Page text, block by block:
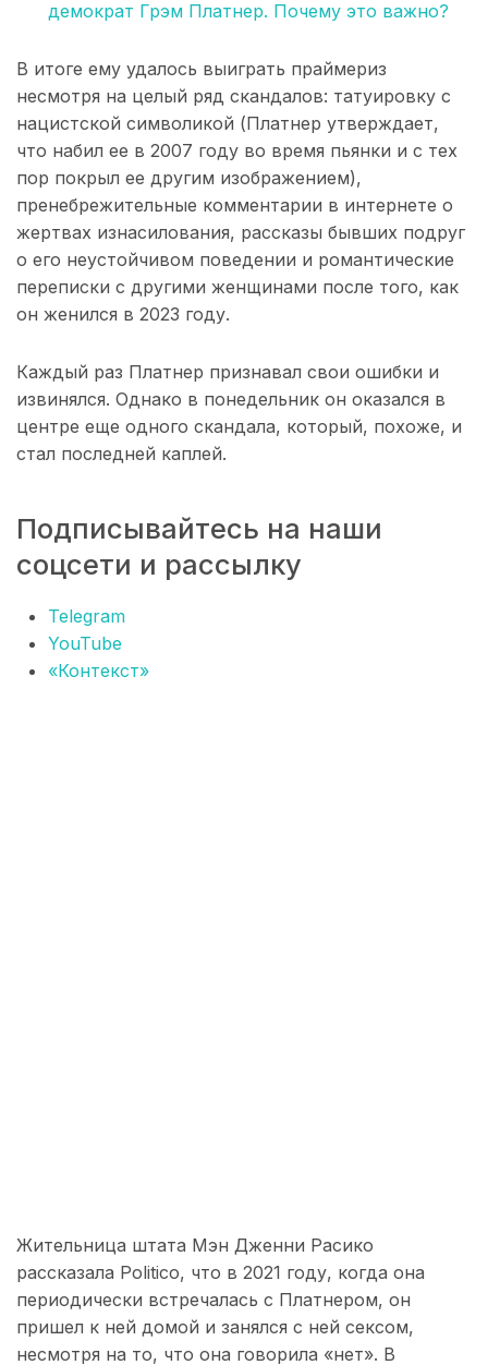
демократ Грэм Платнер. Почему это важно?
В итоге ему удалось выиграть праймериз
несмотря на целый ряд скандалов: татуировку с
нацистской символикой (Платнер утверждает,
что набил ее в 2007 году во время пьянки и с тех
пор покрыл ее другим изображением),
пренебрежительные комментарии в интернете о
жертвах изнасилования, рассказы бывших подруг
о его неустойчивом поведении и романтические
переписки с другими женщинами после того, как
он женился в 2023 году.
Каждый раз Платнер признавал свои ошибки и
извинялся. Однако в понедельник он оказался в
центре еще одного скандала, который, похоже, и
стал последней каплей.
Подписывайтесь на наши
соцсети и рассылку
Telegram
YouTube
«Контекст»
Жительница штата Мэн Дженни Расико
рассказала Politico, что в 2021 году, когда она
периодически встречалась с Платнером, он
пришел к ней домой и занялся с ней сексом,
несмотря на то, что она говорила «нет». В